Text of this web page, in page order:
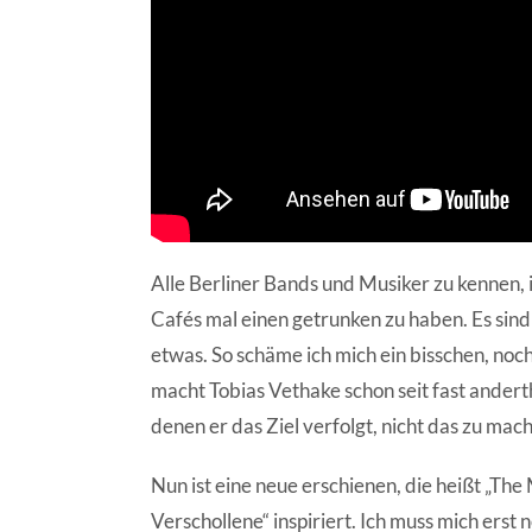
Alle Berliner Bands und Musiker zu
Cafés mal einen getrunken zu haben. Es
etwas. So schäme ich mich ein bisschen,
macht Tobias Vethake schon seit fast
denen er das Ziel verfolgt, nicht das zu
Nun ist eine neue erschienen, die heißt
Verschollene“ inspiriert. Ich muss mich